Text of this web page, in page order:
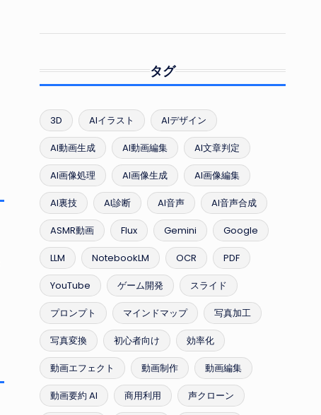
タグ
3D AIイラスト AIデザイン
AI動画生成 AI動画編集 AI文章判定
AI画像処理 AI画像生成 AI画像編集
AI裏技 AI診断 AI音声 AI音声合成
ASMR動画 Flux Gemini Google
LLM NotebookLM OCR PDF
YouTube ゲーム開発 スライド
プロンプト マインドマップ 写真加工
写真変換 初心者向け 効率化
動画エフェクト 動画制作 動画編集
動画要約 AI 商用利用 声クローン